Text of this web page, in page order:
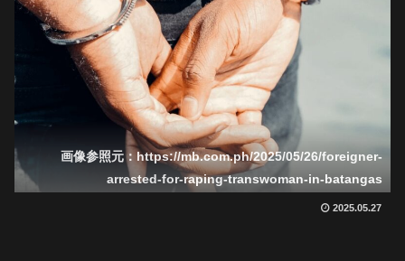
画像参照元：https://mb.com.ph/2025/05/26/foreigner-
arrested-for-raping-transwoman-in-batangas
2025.05.27